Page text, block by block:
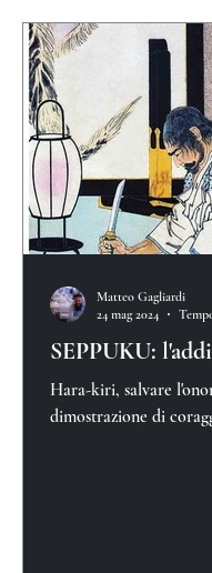
SEPPUKU:
Hara-kiri, salvare
dimostrazione di
Matteo Gagliardi
24 mag 2024